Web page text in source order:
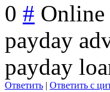
0 # Online
payday
payday
Ответить | Ответить с